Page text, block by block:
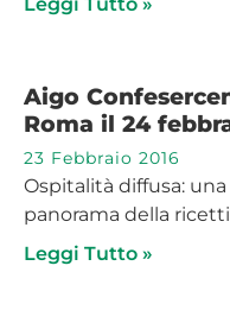
Aigo
Roma il 24
23 Febbraio 2016
Ospitalità diffusa:
panorama della
Leggi Tutto »